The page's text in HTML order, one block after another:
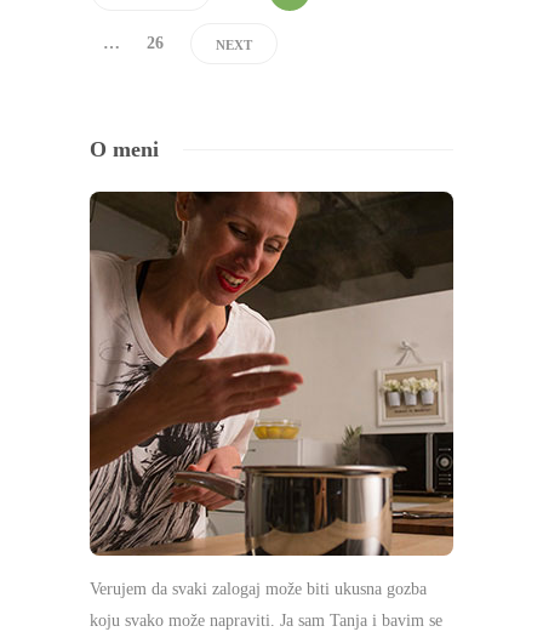
… 26 NEXT
O meni
Verujem da svaki zalogaj može biti ukusna gozba
koju svako može napraviti. Ja sam Tanja i bavim se